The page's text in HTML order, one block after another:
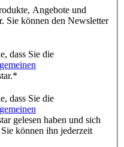
Angebote und
Sie können den Newsletter
dass Sie die
*
dass Sie die
gelesen haben und sich
können ihn jederzeit